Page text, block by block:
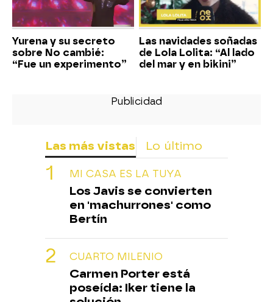
Yurena y su secreto
sobre No cambié:
“Fue un experimento”
Las navidades soñadas
de Lola Lolita: “Al lado
del mar y en bikini”
Las más vistas Lo último
MI CASA ES LA TUYA
Los Javis se convierten
en 'machurrones' como
Bertín
CUARTO MILENIO
Carmen Porter está
poseída: Iker tiene la